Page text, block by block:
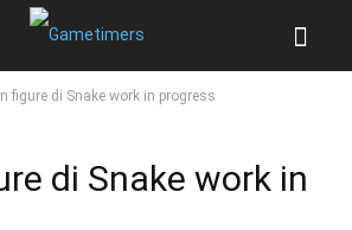
figure di Snake work in progress
di Snake work in